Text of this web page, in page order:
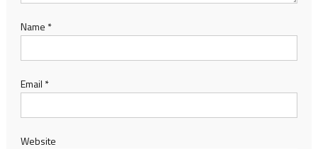
Name *
Email *
Website